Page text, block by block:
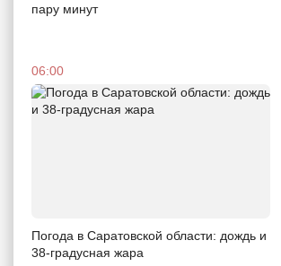
пару минут
06:00
Погода в Саратовской области: дождь и
38-градусная жара